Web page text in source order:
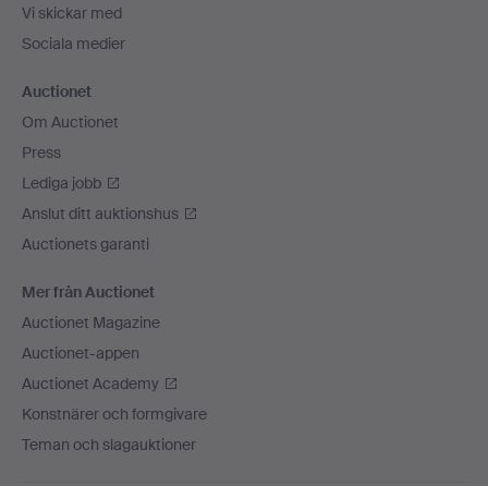
Vi skickar med
Sociala medier
Auctionet
Om Auctionet
Press
Lediga jobb
Anslut ditt auktionshus
Auctionets garanti
Mer från Auctionet
Auctionet Magazine
Auctionet-appen
Auctionet Academy
Konstnärer och formgivare
Teman och slagauktioner